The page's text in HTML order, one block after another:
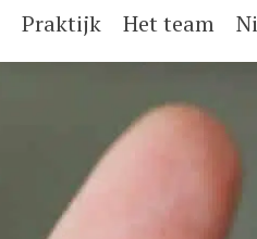
Praktijk Het team